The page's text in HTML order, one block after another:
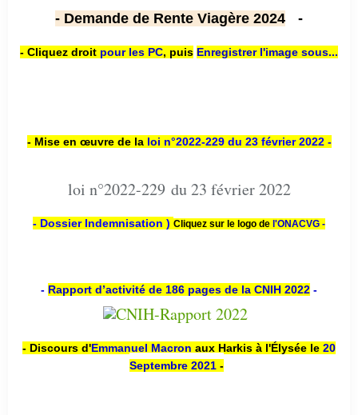
- Demande de Rente Viagère 2024 -
- Cliquez droit pour les PC, puis Enregistrer l'image sous...
- Mise en œuvre de la loi n°2022-229 du 23 février 2022 -
loi n°2022-229 du 23 février 2022
- Dossier Indemnisation ) Cliquez sur le logo de l'ONACVG -
- Rapport d’activité de 186 pages de la CNIH 2022 -
- Discours d'Emmanuel Macron aux Harkis à l'Élysée le 20
Septembre 2021 -